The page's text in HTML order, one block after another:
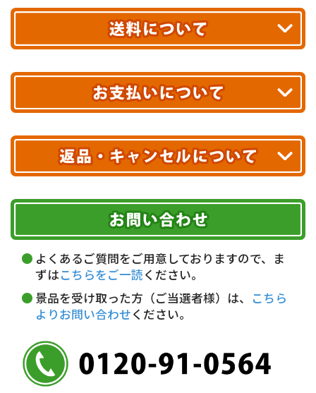
最短翌日お届け!
あす着エリアが対象です。
エリアやお届け日の確認はこちら▶
※ 配送業者による配送遅延が生じる可能性がございます。
※ 沖縄・離島はお届けできません。
送料無料!
10,000円未満 全国一律1,100円(税込)
配送業者
ヤマト運輸
お届け可能時間帯
午前中 14～16時
16～18時
18～20時
19～21時 指定なし
クレジットカード
Amazon Pay
クレジットカードにて決済いただけます。
代金引換(現金のみ)
5,000円以上…手数料無料
※ お支払い金額30万円まで。
期限を含むルール（条件）や、お客様にご負担い
ただく費用がございます。
詳しくはこちら▶
よくあるご質問をご用意しておりますので、ま
ずはこちらをご一読ください。
景品を受け取った方（ご当選者様）は、 こちら
よりお問い合わせください。